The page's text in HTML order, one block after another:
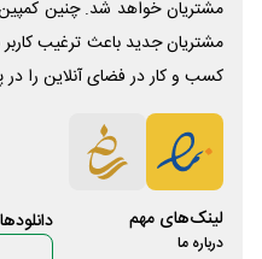
مشتریان خواهد شد. چنین
مشتریان جدید باعث ترغیب
کسب و کار در فضای آنلاین را
لینک‌های مهم
درباره ما
دانلود‌ها